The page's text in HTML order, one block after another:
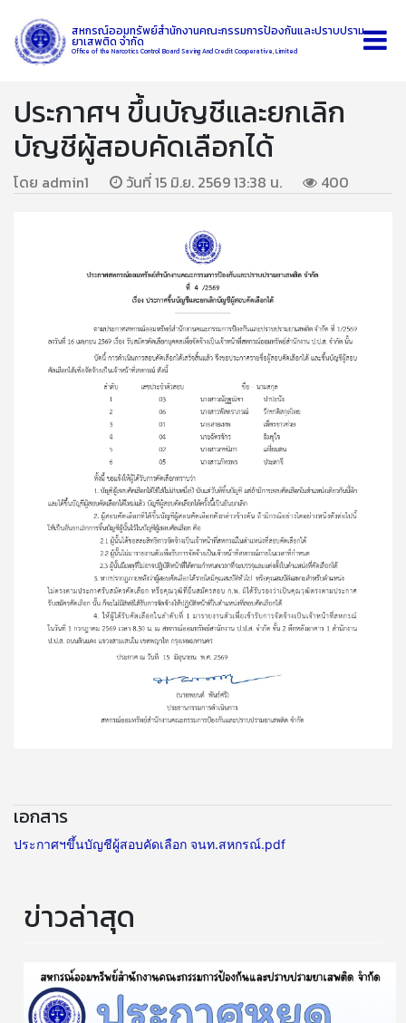
สหกรณ์ออมทรัพย์สำนักงานคณะกรรมการป้องกันและปราบปราม
ยาเสพติด จำกัด
Office of the Narcotics Control Board Saving And Credit Cooperative, Limited
ประกาศฯ ขึ้นบัญชีและยกเลิก
บัญชีผู้สอบคัดเลือกได้
โดย admin1 วันที่ 15 มิ.ย. 2569 13:38 น. 400
เอกสาร
ประกาศฯขึ้นบัญชีผู้สอบคัดเลือก จนท.สหกรณ์.pdf
ข่าวล่าสุด